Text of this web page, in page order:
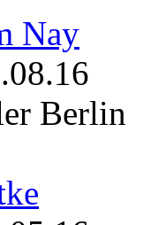
Nay
Berlin